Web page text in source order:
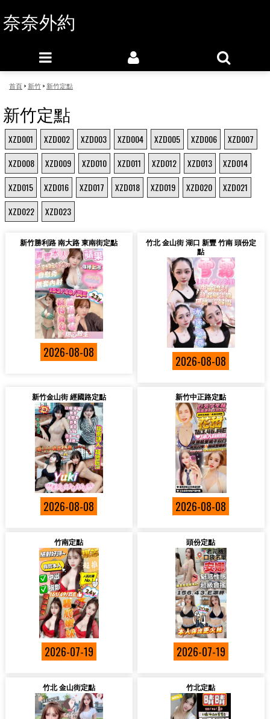
奈奈外約
首頁> 新竹> 新竹定點
新竹定點
XZD001 XZD002 XZD003 XZD004 XZD005 XZD006
XZD007
XZD008
XZD009 XZD010 XZD011 XZD012 XZD013
XZD014
XZD015
XZD016 XZD017 XZD018 XZD019 XZD020
XZD021
XZD022
XZD023
新竹勝利路 南大路 東南街定點
2026-08-08
竹北 金山街 湖口 新豐 竹南 頭份定
點
2026-08-08
新竹金山街 經國路定點
2026-08-08
新竹中正路定點
2026-08-08
竹南定點
2026-07-19
頭份定點
2026-07-19
竹北 金山街定點 竹北定點